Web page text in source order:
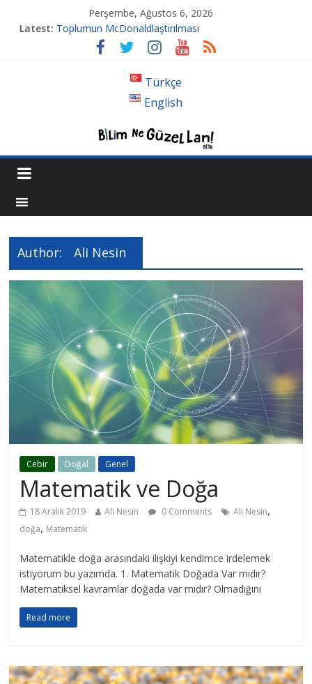
Perşembe, Ağustos 6, 2026
Latest: Toplumun McDonaldlaştırılması
Tansiyon İlacı Derken Nerelere Geldik
Genetiği Değiştirilmiş Sivrisinekler Florida’da
Ahlakın Karanlık Yüzü: Şiddet ve Sosyopolitik İnançlar
Acı Kaybımız Pınar Boyraz
Türkçe
English
Author: Ali Nesin
Cebir Doğal Genel
Matematik ve Doğa
18 Aralık 2019 Ali Nesin 0 Comments Ali Nesin,
doğa, Matematik
Matematikle doğa arasındaki ilişkiyi kendimce irdelemek
istiyorum bu yazımda. 1. Matematik Doğada Var mıdır?
Matematiksel kavramlar doğada var mıdır? Olmadığını
Read more